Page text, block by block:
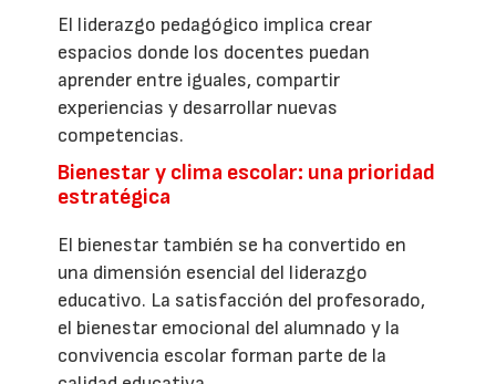
El liderazgo pedagógico implica crear
espacios donde los docentes puedan
aprender entre iguales, compartir
experiencias y desarrollar nuevas
competencias.
Bienestar y clima escolar: una prioridad
estratégica
El bienestar también se ha convertido en
una dimensión esencial del liderazgo
educativo. La satisfacción del profesorado,
el bienestar emocional del alumnado y la
convivencia escolar forman parte de la